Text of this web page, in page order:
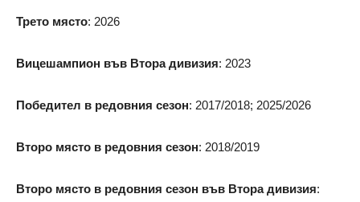
Трето място: 2026
Вицешампион във Втора дивизия: 2023
Победител в редовния сезон: 2017/2018; 2025/2026
Второ място в редовния сезон: 2018/2019
Второ място в редовния сезон във Втора дивизия: